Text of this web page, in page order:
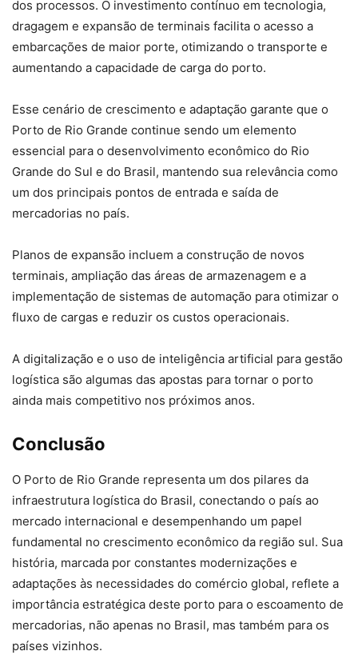
dos processos. O investimento contínuo em tecnologia,
dragagem e expansão de terminais facilita o acesso a
embarcações de maior porte, otimizando o transporte e
aumentando a capacidade de carga do porto.
Esse cenário de crescimento e adaptação garante que o
Porto de Rio Grande continue sendo um elemento
essencial para o desenvolvimento econômico do Rio
Grande do Sul e do Brasil, mantendo sua relevância como
um dos principais pontos de entrada e saída de
mercadorias no país.
Planos de expansão incluem a construção de novos
terminais, ampliação das áreas de armazenagem e a
implementação de sistemas de automação para otimizar o
fluxo de cargas e reduzir os custos operacionais.
A digitalização e o uso de inteligência artificial para gestão
logística são algumas das apostas para tornar o porto
ainda mais competitivo nos próximos anos.
Conclusão
O Porto de Rio Grande representa um dos pilares da
infraestrutura logística do Brasil, conectando o país ao
mercado internacional e desempenhando um papel
fundamental no crescimento econômico da região sul. Sua
história, marcada por constantes modernizações e
adaptações às necessidades do comércio global, reflete a
importância estratégica deste porto para o escoamento de
mercadorias, não apenas no Brasil, mas também para os
países vizinhos.